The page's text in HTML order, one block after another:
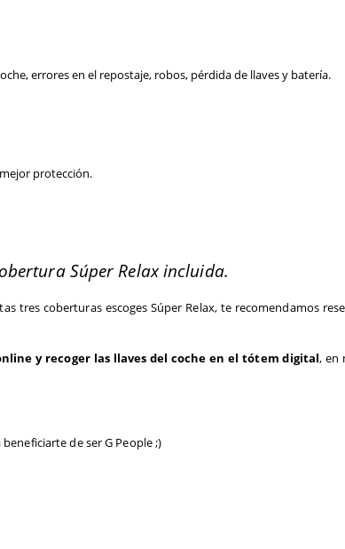
errores en el repostaje, robos, pérdida de llaves y batería.
protección.
Súper Relax incluida.
tres coberturas escoges Súper Relax, te recomendamos
y recoger las llaves del coche en el tótem digital, en
de ser G People ;)